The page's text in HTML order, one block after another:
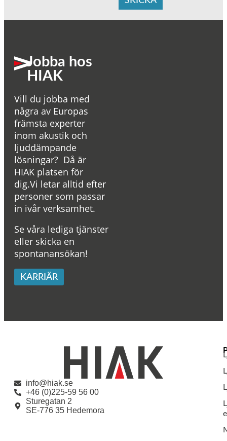
Jobba hos
HIAK
Vill du jobba med
några av Europas
främsta experter
inom akustik och
ljuddämpande
lösningar? Då är
HIAK platsen för
dig.Vi letar alltid efter
personer som passar
in ivår verksamhet.
Se våra lediga tjänster
eller skicka en
spontanansökan!
KARRIÄR
info@hiak.se
+46 (0)225-59 56 00
Sturegatan 2
SE-776 35 Hedemora